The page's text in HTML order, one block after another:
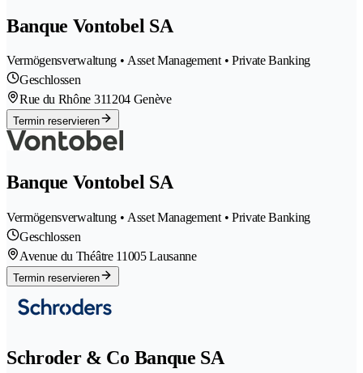
Banque Vontobel SA
Vermögensverwaltung • Asset Management • Private Banking
Geschlossen
Rue du Rhône 311204 Genève
Termin reservieren
Banque Vontobel SA
Vermögensverwaltung • Asset Management • Private Banking
Geschlossen
Avenue du Théâtre 11005 Lausanne
Termin reservieren
Schroder & Co Banque SA